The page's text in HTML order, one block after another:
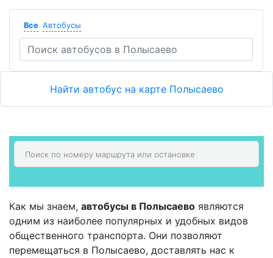
Все Автобусы
Найти автобус на карте Полысаево
Как мы знаем, автобусы в Полысаево являются
одним из наиболее популярных и удобных видов
общественного транспорта. Они позволяют
перемещаться в Полысаево, доставлять нас к